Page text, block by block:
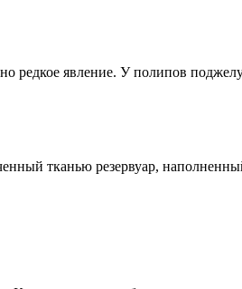
редкое явление. У полипов
тканью резервуар,